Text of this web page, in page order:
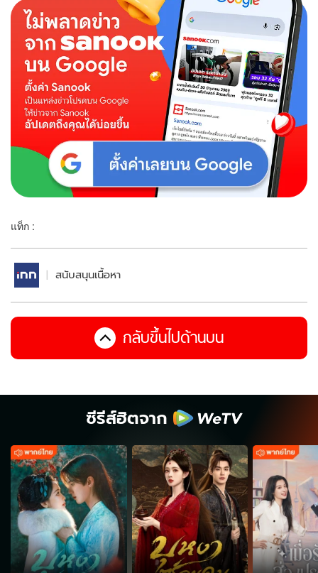
แท็ก :
สนับสนุนเนื้อหา
กลับขึ้นไปด้านบน
ซีรีส์ฮิตจาก